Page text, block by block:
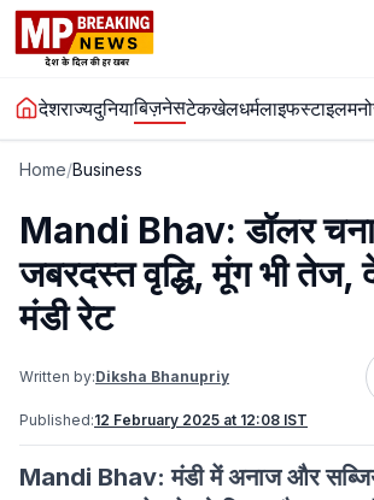
देशराज्यदुनियाबिज़नेसटेकखेलधर्मलाइफस्टाइल
Home/Business
Mandi Bhav: डॉलर
जबरदस्त वृद्धि, मूंग भी
मंडी रेट
Written by:Diksha Bhanupriy
Published:12 February 2025 at 12:08 IST
Mandi Bhav: मंडी में अनाज और